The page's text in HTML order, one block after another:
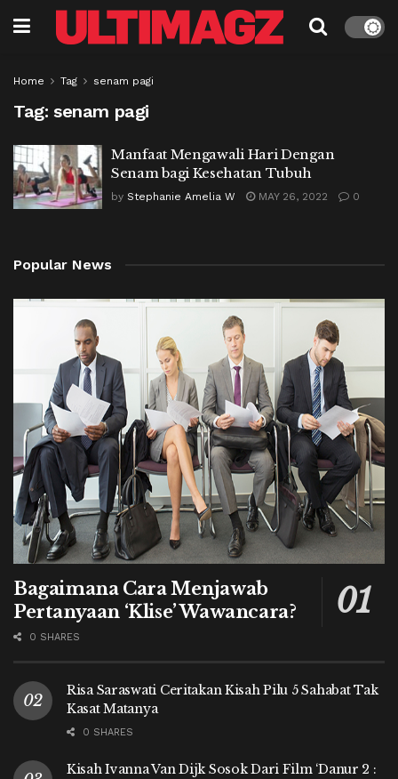
Home Tag senam pagi
Tag: senam pagi
Manfaat Mengawali Hari Dengan
Senam bagi Kesehatan Tubuh
by Stephanie Amelia W MAY 26, 2022 0
Popular News
Bagaimana Cara Menjawab
Pertanyaan ‘Klise’ Wawancara?
0 SHARES
Risa Saraswati Ceritakan Kisah Pilu 5 Sahabat Tak
Kasat Matanya
0 SHARES
Kisah Ivanna Van Dijk Sosok Dari Film ‘Danur 2 :